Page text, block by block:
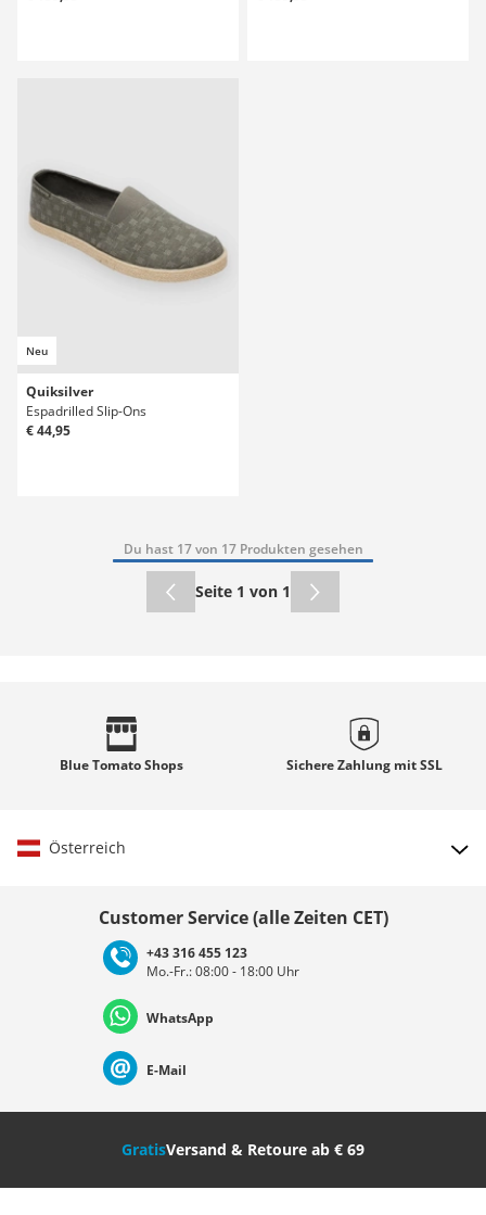
Neu
Quiksilver
Espadrilled Slip-Ons
€ 44,95
Du hast 17 von 17 Produkten gesehen
Seite 1 von 1
Blue TomatoShops Sichere Zahlung mitSSL
Österreich
Deutschland Österreich
Nederland Italia (Italiano) Italien (Deutsch)
Customer Service (alle Zeiten CET)
+43 316 455 123
Mo.-Fr.: 08:00 - 18:00 Uhr
WhatsApp
E-Mail
GratisVersand & Retoure ab € 69